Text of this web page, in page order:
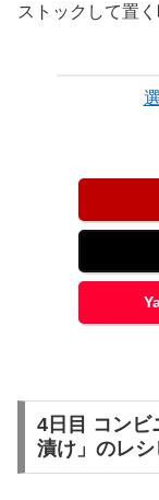
ストックして置
4日目 コンビ
漬け」のレシ